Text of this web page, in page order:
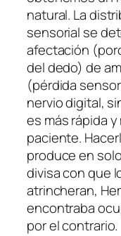
natural. La
sensorial se
afectación
del dedo) de
(pérdida
nervio digital,
es más rápida
paciente.
produce en
divisa con que
atrincheran,
encontraba
por el contrario.